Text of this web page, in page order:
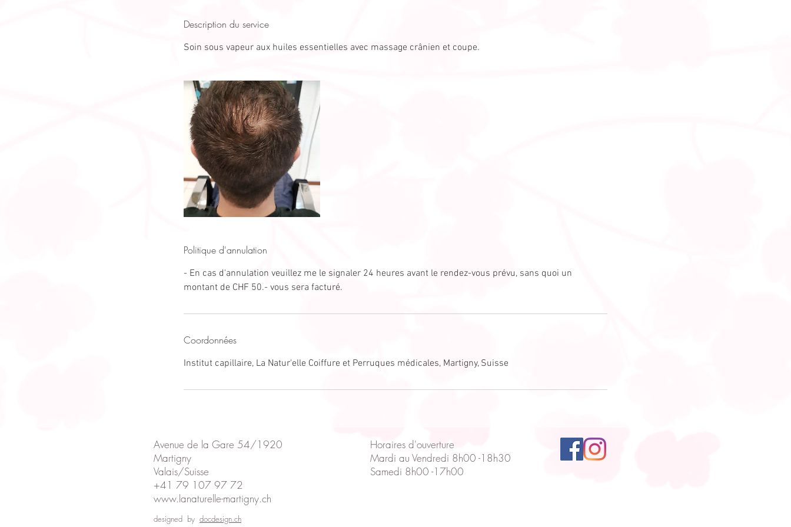
Description du service
Soin sous vapeur aux huiles essentielles avec massage crânien et coupe.
Politique d'annulation
- En cas d'annulation veuillez me le signaler 24 heures avant le rendez-vous prévu, sans quoi un
montant de CHF 50.- vous sera facturé.
Coordonnées
Institut capillaire, La Natur'elle Coiffure et Perruques médicales, Martigny, Suisse
Avenue de la Gare 54/1920
Martigny
Valais/Suisse
+41 79 107 97 72
www.lanaturelle-martigny.ch
designed by docdesign.ch
Horaires d'ouverture
Mardi au Vendredi 8h00 -18h30
Samedi 8h00 -17h00